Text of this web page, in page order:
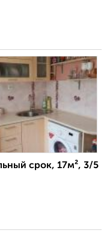
срок, 17м², 3/5